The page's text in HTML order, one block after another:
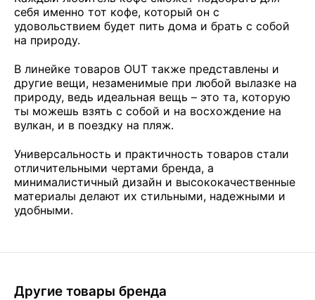
себя именно тот кофе, который он с
удовольствием будет пить дома и брать с собой
на природу.
В линейке товаров OUT также представлены и
другие вещи, незаменимые при любой вылазке на
природу, ведь идеальная вещь – это та, которую
ты можешь взять с собой и на восхождение на
вулкан, и в поездку на пляж.
Универсальность и практичность товаров стали
отличительными чертами бренда, а
минималистичный дизайн и высококачественные
материалы делают их стильными, надежными и
удобными.
Другие товары бренда